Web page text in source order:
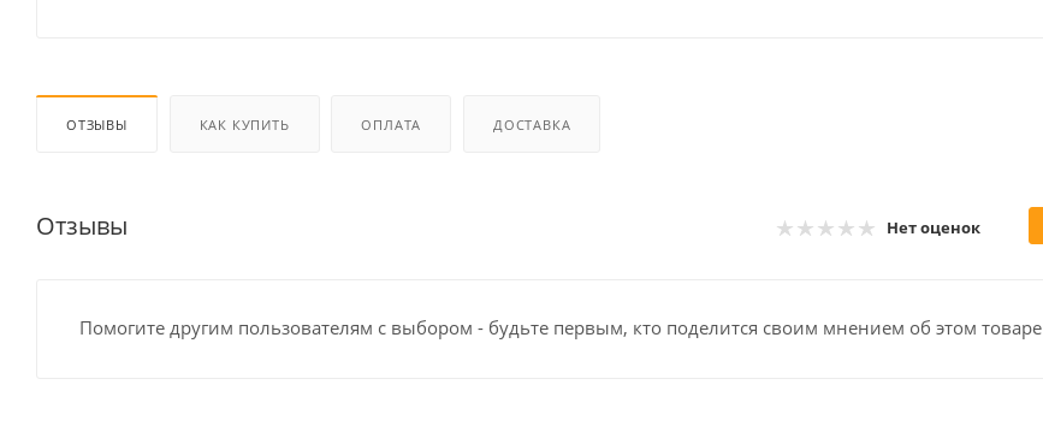
ОТЗЫВЫ КАК КУПИТЬ ОПЛАТА ДОСТАВКА
Отзывы Нет оценок
Помогите другим пользователям с выбором - будьте первым, кто поделится своим мнением об этом товаре